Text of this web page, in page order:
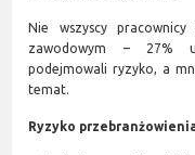
Nie wszyscy
zawodowym – 27%
podejmowali ryzyko, a
temat.
Ryzyko